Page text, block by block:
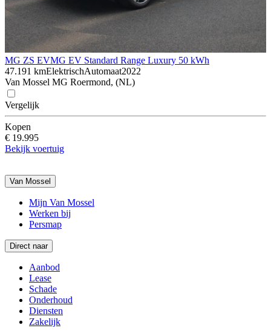
MG ZS EVMG EV Standard Range Luxury 50 kWh
47.191 kmElektrischAutomaat2022
Van Mossel MG Roermond, (NL)
Vergelijk
Kopen
€ 19.995
Bekijk voertuig
Van Mossel
Mijn Van Mossel
Werken bij
Persmap
Direct naar
Aanbod
Lease
Schade
Onderhoud
Diensten
Zakelijk